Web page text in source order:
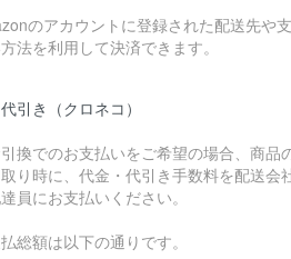
のアカウントに登録された配送先や支
法を利用して決済できます。
引き（クロネコ）
換でのお支払いをご希望の場合、商品
り時に、代金・代引き手数料を配送会
員にお支払いください。
総額は以下の通りです。